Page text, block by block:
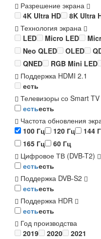
Разрешение экрана
4K Ultra HD
8K Ultra
Технология экрана
LED
Micro LED
Neo QLED
OLED
QNED
RGB Mini LED
Поддержка HDMI 2.1
есть
Телевизоры со Smart TV
естьесть
Частота обновления
100 Гц
120 Гц
144
165 Гц
60 Гц
Цифровое ТВ (DVB-T2)
естьесть
Поддержка DVB-S2
естьесть
Поддержка HDR
естьесть
Год производства
2019
2020
2021